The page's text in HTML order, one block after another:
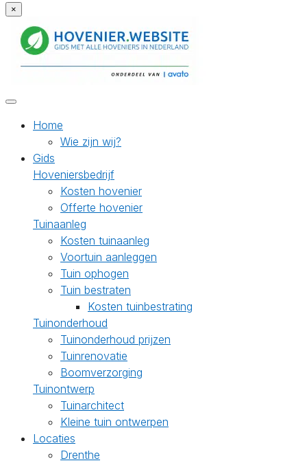
×
Home
Wie zijn wij?
Gids
Hoveniersbedrijf
Kosten hovenier
Offerte hovenier
Tuinaanleg
Kosten tuinaanleg
Voortuin aanleggen
Tuin ophogen
Tuin bestraten
Kosten tuinbestrating
Tuinonderhoud
Tuinonderhoud prijzen
Tuinrenovatie
Boomverzorging
Tuinontwerp
Tuinarchitect
Kleine tuin ontwerpen
Locaties
Drenthe